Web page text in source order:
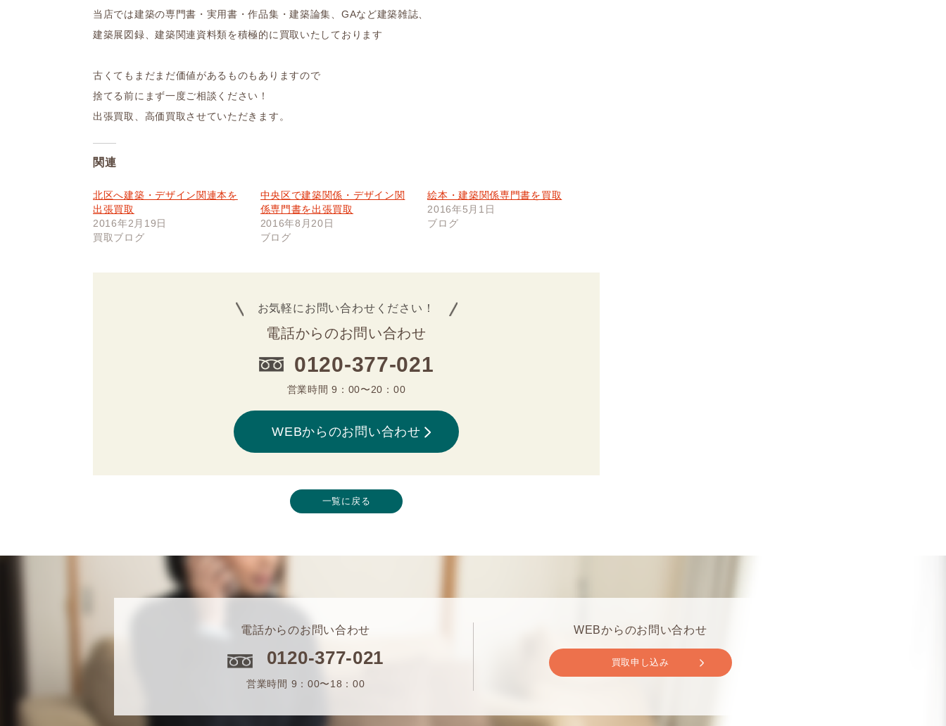
当店では建築の専門書・実用書・作品集・建築論集、GAなど建築雑誌、
建築展図録、建築関連資料類を積極的に買取いたしております
古くてもまだまだ価値があるものもありますので
捨てる前にまず一度ご相談ください！
出張買取、高価買取させていただきます。
関連
北区へ建築・デザイン関連本を
出張買取
2016年2月19日
買取ブログ
中央区で建築関係・デザイン関
係専門書を出張買取
2016年8月20日
ブログ
絵本・建築関係専門書を買取
2016年5月1日
ブログ
お気軽にお問い合わせください！
電話からのお問い合わせ
0120-377-021
営業時間 9：00〜20：00
WEBからのお問い合わせ
一覧に戻る
電話からのお問い合わせ
0120-377-021
営業時間 9：00〜18：00
WEBからのお問い合わせ
買取申し込み